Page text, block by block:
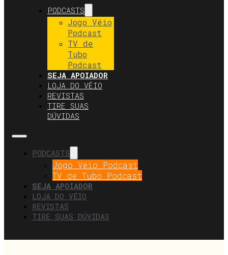
PODCASTS
Jogo Véio
Podcast
TV de
Tubo
Podcast
SEJA APOIADOR
LOJA DO VÉIO
REVISTAS
TIRE SUAS
DÚVIDAS
PODCASTS
Jogo Véio Podcast
TV de Tubo Podcast
SEJA APOIADOR
LOJA DO VÉIO
REVISTAS
TIRE SUAS DÚVIDAS